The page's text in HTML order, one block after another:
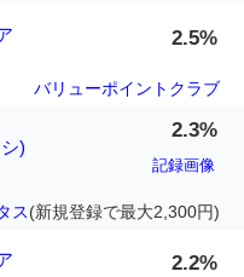
2.5%
バリューポイントクラブ
)
2.3%
記録画像
ス(新規登録で最大2,300円)
2.2%